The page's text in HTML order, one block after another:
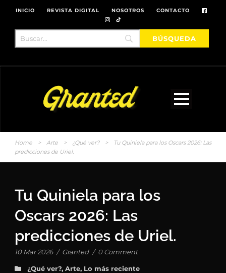
INICIO REVISTA DIGITAL NOSOTROS CONTACTO
Home > Arte > ¿Qué ver? >
Tu Quiniela para los Oscars 2026: Las
predicciones de Uriel.
Tu Quiniela para los
Oscars 2026: Las
predicciones de Uriel.
10 Mar 2026 / Granted / 0 Comment
¿Qué ver?, Arte, Lo más reciente